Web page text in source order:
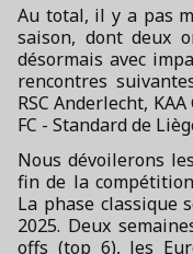
Au total, il y a pas
saison, dont deux
désormais avec
rencontres
RSC Anderlecht,
FC - Standard de
Nous dévoilerons
fin de la
La phase classique
2025. Deux
offs (top 6), les